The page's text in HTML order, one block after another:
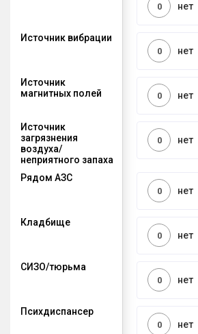
нет
0
Источник вибрации
нет
0
Источник
магнитных полей
нет
0
Источник
загрязнения
воздуха/
неприятного запаха
нет
0
Рядом АЗС
нет
0
Кладбище
нет
0
СИЗО/тюрьма
нет
0
Психдиспансер
нет
0